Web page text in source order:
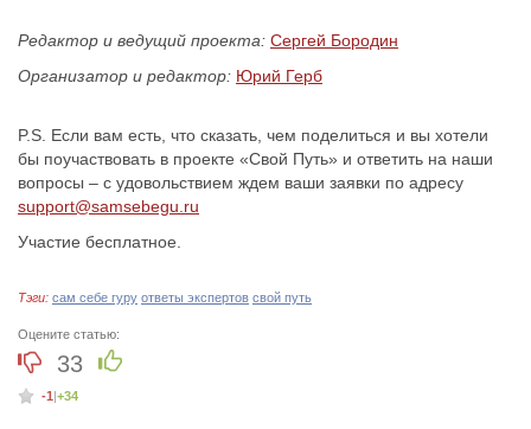
Редактор и ведущий проекта: Сергей Бородин
Организатор и редактор: Юрий Герб
P.S. Если вам есть, что сказать, чем поделиться и вы хотели
бы поучаствовать в проекте «Свой Путь» и ответить на наши
вопросы – с удовольствием ждем ваши заявки по адресу
support@samsebegu.ru
Участие бесплатное.
Тэги: сам себе гуру ответы экспертов свой путь
Оцените статью:
33
-1|+34